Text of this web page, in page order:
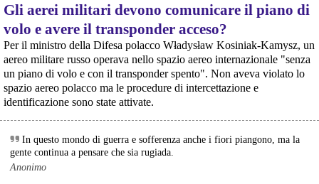
[News] Oggi in Spagna mobilitazione contro il riarmo, in questi minuti sta
per partire a Bruxelles la marcia pacifista europea di No Rearm Europe
Oggi in Spagna mobilitazione contro il riarmo e il militarismoSi è svolta
oggi, 14 giugno 2026, a Madrid la manifestazione indetta dall'Assemblea
Internazionalista di Madrid con il titolo "Contro il riarmo e la guerra
imperialista". I partecipanti si sono radunati in Plaza de Atoc
[news] La strage di Bologna, i suoi mandati e la cerniera con la NATO
A quarantasei anni dalla strage che il 2 agosto 1980 insanguinò la stazione
di Bologna, PeaceLink torna a ricordare le 85 vittime e gli oltre 200 feriti di
quel sabato mattina. Lo fa con un nuovo editoriale dal titolo "Strage di
Gli aerei militari devono comunicare il piano di
volo e avere il transponder acceso?
Per il ministro della Difesa polacco Władysław Kosiniak-Kamysz, un
aereo militare russo operava nello spazio aereo internazionale "senza
un piano di volo e con il transponder spento". Non aveva violato lo
spazio aereo polacco ma le procedure di intercettazione e
identificazione sono state attivate.
In questo mondo di guerra e sofferenza anche i fiori piangono, ma la
gente continua a pensare che sia rugiada.
Anonimo